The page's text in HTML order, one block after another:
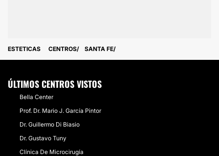
ESTETICAS CENTROS SANTA FE
ÚLTIMOS CENTROS VISTOS
Bella Center
Prof. Dr. Mario J. García Pintor
Dr. Guillermo Di Biasio
Dr. Gustavo Tuny
Clínica De Microcirugía